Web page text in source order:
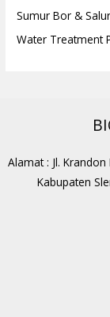
Sumur Bor &
Water Treatment
Alamat : Jl.
Kabupaten